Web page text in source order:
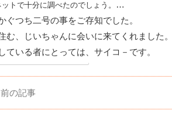
トで十分に調べたのでしょう。
…
ぐつち二号の事をご存知でした。
む、じいちゃんに会いに来てくれました。
ている者にとっては、サイコ－です。
前の記事